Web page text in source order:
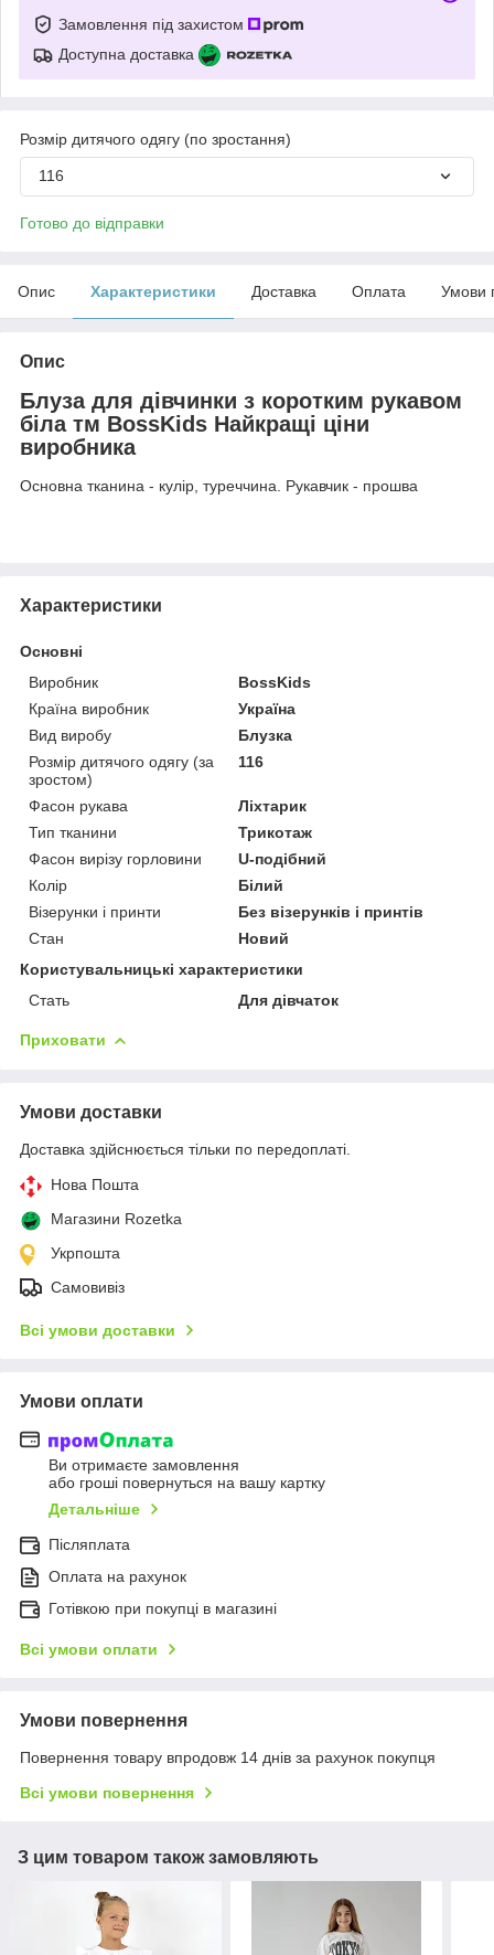
Замовлення під захистом
Доступна доставка
Розмір дитячого одягу (по зростання)
116
Готово до відправки
Опис Характеристики Доставка Оплата Умови
Опис
Блуза для дівчинки з коротким рукавом
біла тм BossKids Найкращі ціни
виробника
Основна тканина - кулір, туреччина. Рукавчик - прошва
Характеристики
Основні
Виробник
BossKids
Країна виробник
Україна
Вид виробу
Блузка
Розмір дитячого одягу (за
зростом)
116
Фасон рукава
Ліхтарик
Тип тканини
Трикотаж
Фасон вирізу горловини
U-подібний
Колір
Білий
Візерунки і принти
Без візерунків і принтів
Стан
Новий
Користувальницькі характеристики
Стать
Для дівчаток
Приховати
Умови доставки
Доставка здійснюється тільки по передоплаті.
Нова Пошта
Магазини Rozetka
Укрпошта
Самовивіз
Всі умови доставки
Умови оплати
Ви отримаєте замовлення
або гроші повернуться на вашу картку
Детальніше
Післяплата
Оплата на рахунок
Готівкою при покупці в магазині
Всі умови оплати
Умови повернення
Повернення товару впродовж 14 днів за рахунок покупця
Всі умови повернення
З цим товаром також замовляють